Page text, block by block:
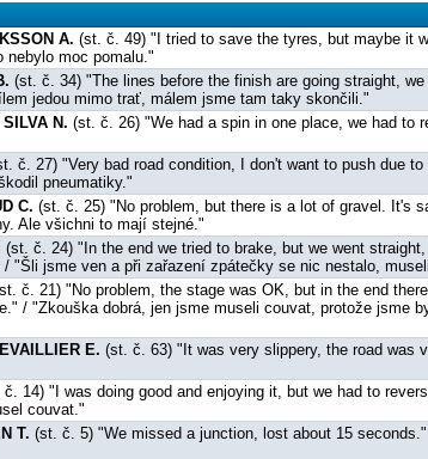
A. (st. č. 49) "I tried to save the tyres, but maybe it
moc pomalu."
(st. č. 34) "The lines before the finish are going straight,
jedou mimo trať, málem jsme tam taky skončili."
N. (st. č. 26) "We had a spin in one place, we had to
č. 27) "Very bad road condition, I don't want to push due
pneumatiky."
C. (st. č. 25) "No problem, but there is a lot of gravel. It's
Ale všichni to mají stejné."
(st. č. 24) "In the end we tried to brake, but we went
/ "Šli jsme ven a při zařazení zpátečky se nic nestalo,
č. 21) "No problem, the stage was OK, but in the end
/ "Zkouška dobrá, jen jsme museli couvat, protože jsme
E. (st. č. 63) "It was very slippery, the road was
č. 14) "I was doing good and enjoying it, but we had to
couvat."
T. (st. č. 5) "We missed a junction, lost about 15